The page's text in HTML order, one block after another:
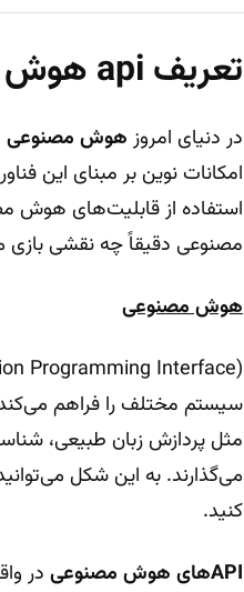
تعریف api هوش مصنوعی و کاربردهای اصلی آن
در دنیای امروز هوش مصنوعی
امکانات نوین بر مبنای این
استفاده از قابلیت‌های هوش
مصنوعی دقیقاً چه نقشی بازی
هوش مصنوعی
سیستم مختلف را فراهم
مثل پردازش زبان طبیعی،
می‌گذارند. به این شکل
کنید.
APIهای هوش مصنوعی
در